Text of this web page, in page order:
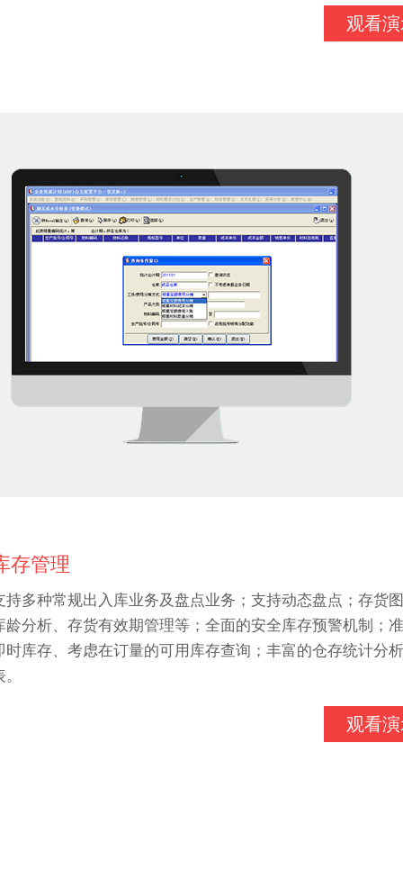
观看
存管理
持多种常规出入库业务及盘点业务；支持动态盘点；存货
龄分析、存货有效期管理等；全面的安全库存预警机制；
时库存、考虑在订量的可用库存查询；丰富的仓存统计分
观看